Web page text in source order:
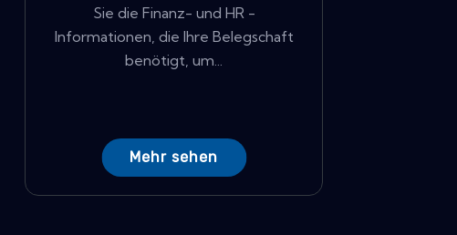
Sie die Finanz- und HR -
Informationen, die Ihre Belegschaft
benötigt, um...
Mehr sehen